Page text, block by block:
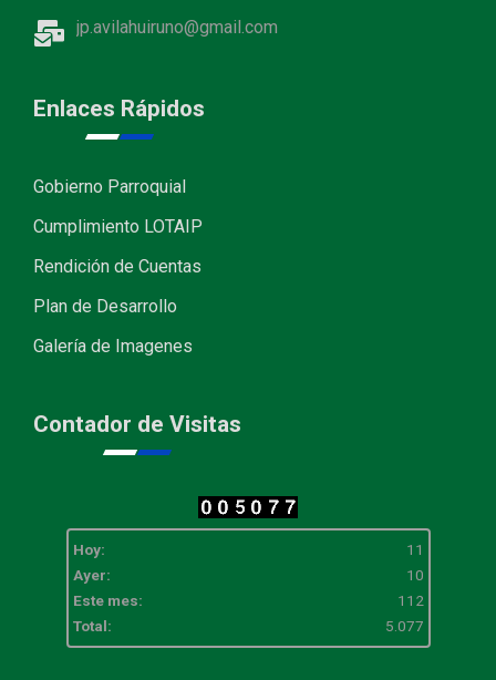
jp.avilahuiruno@gmail.com
Enlaces Rápidos
Gobierno Parroquial
Cumplimiento LOTAIP
Rendición de Cuentas
Plan de Desarrollo
Galería de Imagenes
Contador de Visitas
Hoy:
11
Ayer:
10
Este mes:
112
Total:
5.077